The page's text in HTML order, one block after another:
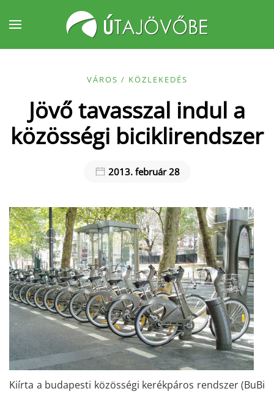
Fő tartalom átugrása
VÁROS / KÖZLEKEDÉS
Jövő tavasszal indul a
közösségi biciklirendszer
2013. február 28
Kiírta a budapesti közösségi kerékpáros rendszer (BuBi